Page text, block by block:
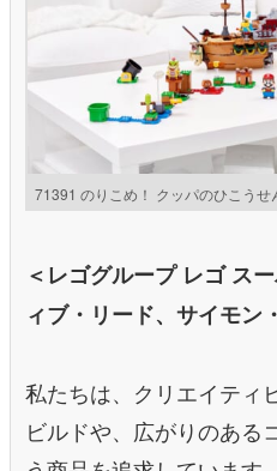
71391 のりこめ！ クッパのひこうせ
＜レゴグループ レゴ ス
ィブ・リード、サイモン
私たちは、クリエイティ
ビルドや、広がりのある